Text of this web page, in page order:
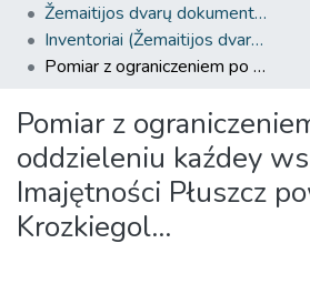
Žemaitijos dvarų dokumentai. F37
Inventoriai (Žemaitijos dvarų dokumentai. F37)
Pomiar z ograniczeniem po oddzieleniu kaźdey wsi... Imajętności Płuszcz powiatu Krozkiegol...
Pomiar z
oddzieleniu kaźdey
Imajętności Płuszcz
Krozkiegol...